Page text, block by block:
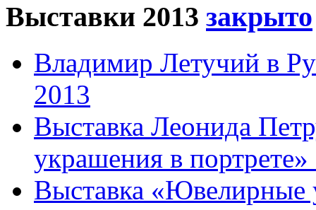
Выставки 2013
Владимир Летучий в
2013
Выставка Леонида
украшения в
Выставка «Ювелирные